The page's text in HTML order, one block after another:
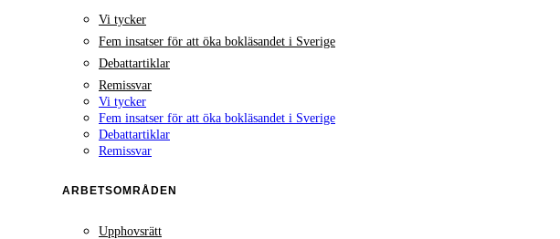
Vi tycker
Fem insatser för att öka bokläsandet i Sverige
Debattartiklar
Remissvar
Vi tycker
Fem insatser för att öka bokläsandet i Sverige
Debattartiklar
Remissvar
ARBETSOMRÅDEN
Upphovsrätt